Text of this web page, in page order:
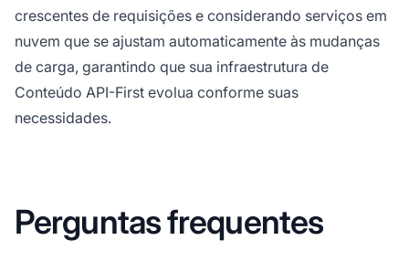
crescentes de requisições e considerando serviços em
nuvem que se ajustam automaticamente às mudanças
de carga, garantindo que sua infraestrutura de
Conteúdo API-First evolua conforme suas
necessidades.
Perguntas frequentes